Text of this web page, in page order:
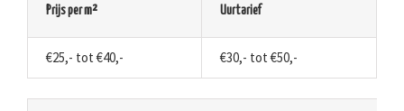
Prijs per m² Uurtarief
€25,- tot €40,- €30,- tot €50,-